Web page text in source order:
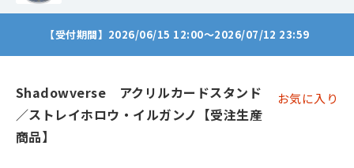
【受付期間】2026/06/15 12:00～2026/07/12 23:59
Shadowverse アクリルカードスタンド
／ストレイホロウ・イルガンノ【受注生産
商品】
お気に入り